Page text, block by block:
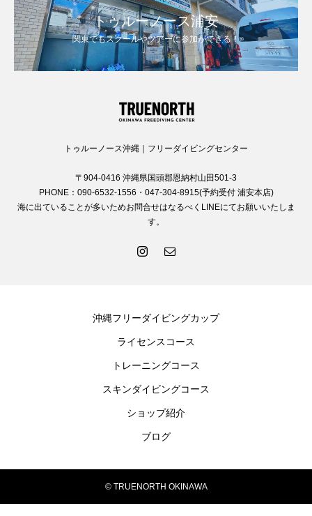
トゥルーノース浦安
関東でもスクールやツアーに参加ができる！
トゥルーノース沖縄｜フリーダイビングセンター
〒904-0416 沖縄県国頭郡恩納村山田501-3
PHONE：090-6532-1556・047-304-8915(予約受付 浦安本店)
海に出ていることが多いためお問合せはなるべくLINEにてお願いいたしま
す。
沖縄フリーダイビングカップ
ライセンスコース
トレーニングコース
スキンダイビングコース
ショップ紹介
ブログ
© TRUENORTH OKINAWA